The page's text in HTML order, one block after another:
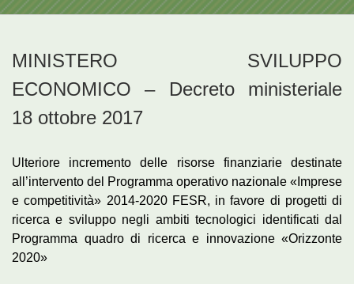
MINISTERO SVILUPPO
ECONOMICO – Decreto ministeriale
18 ottobre 2017
Ulteriore incremento delle risorse finanziarie destinate
all’intervento del Programma operativo nazionale «Imprese
e competitività» 2014-2020 FESR, in favore di progetti di
ricerca e sviluppo negli ambiti tecnologici identificati dal
Programma quadro di ricerca e innovazione «Orizzonte
2020»